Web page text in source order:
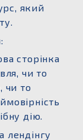
який
сторінка
чи то
чи то
дію.
лендінгу